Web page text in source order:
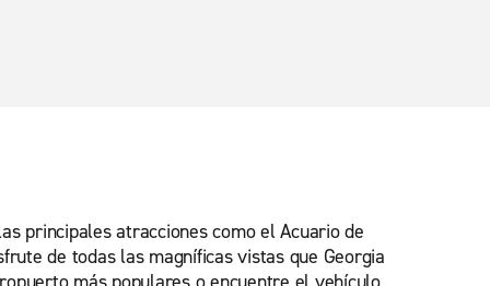
principales atracciones como el Acuario de
de todas las magníficas vistas que Georgia